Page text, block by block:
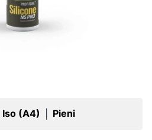
Iso (A4) Pieni